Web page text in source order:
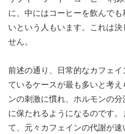
に、中にはコーヒーを飲んで
いという人もいます。これは
せん。
前述の通り、日常的なカフェ
ているケースが最も多いと考
ンの刺激に慣れ、ホルモンの
に保たれるようになるのです
て、元々カフェインの代謝が